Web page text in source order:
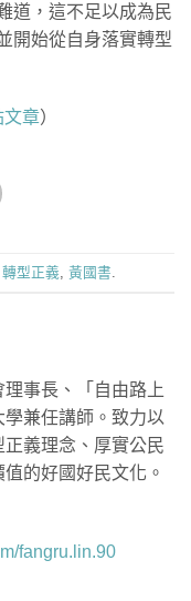
道，這不足以成為民
開始從自身落實轉型
文章）
轉型正義 黃國書
事長、「自由路上
兼任講師。致力以
義理念、厚實公民
的好國好民文化。
fangru.lin.90